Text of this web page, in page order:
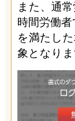
また、通
時間労働
を満たし
象となりま